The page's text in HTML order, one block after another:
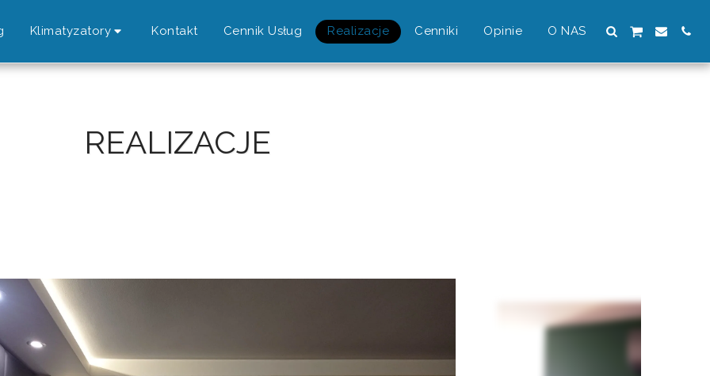
Klimatyzatory Kontakt Cennik Usług Realizacje Cenniki Opinie O NAS
REALIZACJE